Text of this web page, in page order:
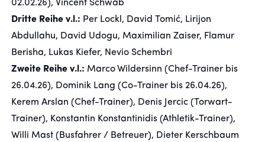
02.02.26), Vincent Schwab
Dritte Reihe v.l.: Per Lockl, David Tomić, Lirijon
Abdullahu, David Udogu, Maximilian Zaiser, Flamur
Berisha, Lukas Kiefer, Nevio Schembri
Zweite Reihe v.l.: Marco Wildersinn (Chef-Trainer bis
26.04.26), Dominik Lang (Co-Trainer bis 26.04.26),
Kerem Arslan (Chef-Trainer), Denis Jercic (Torwart-
Trainer), Konstantin Konstantinidis (Athletik-Trainer),
Willi Mast (Busfahrer / Betreuer), Dieter Kerschbaum